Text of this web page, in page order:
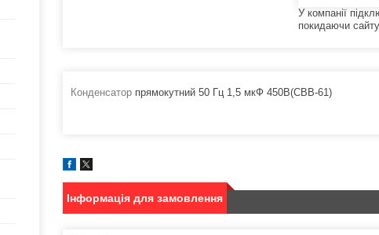
У компанії
покидаючи сайту.
Конденсатор прямокутний 50 Гц 1,5 мкФ 450В(CBB-61)
Інформація для замовлення